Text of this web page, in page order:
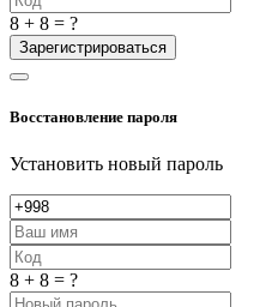
8 + 8 = ?
Зарегистрироваться
Восстановление пароля
Установить новый пароль
8 + 8 = ?